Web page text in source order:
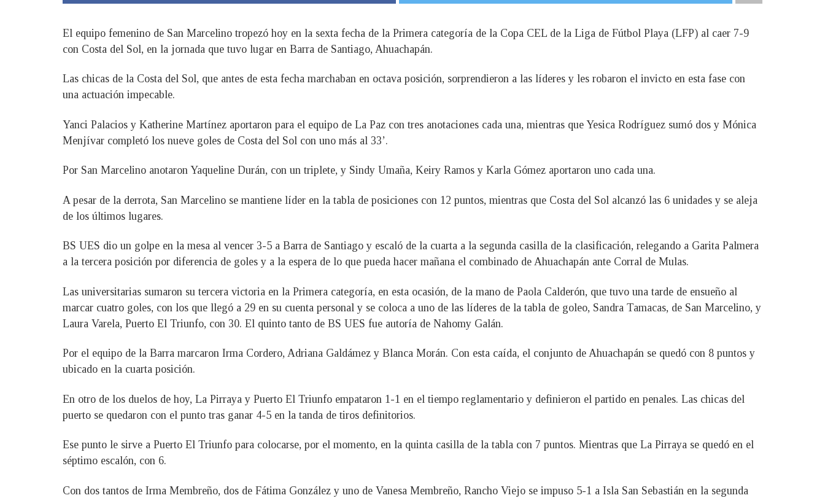
El equipo femenino de San Marcelino tropezó hoy en la sexta fecha de la Primera categoría de la Copa CEL de la Liga de Fútbol Playa (LFP) al caer 7-9
con Costa del Sol, en la jornada que tuvo lugar en Barra de Santiago, Ahuachapán.
Las chicas de la Costa del Sol, que antes de esta fecha marchaban en octava posición, sorprendieron a las líderes y les robaron el invicto en esta fase con
una actuación impecable.
Yanci Palacios y Katherine Martínez aportaron para el equipo de La Paz con tres anotaciones cada una, mientras que Yesica Rodríguez sumó dos y Mónica
Menjívar completó los nueve goles de Costa del Sol con uno más al 33’.
Por San Marcelino anotaron Yaqueline Durán, con un triplete, y Sindy Umaña, Keiry Ramos y Karla Gómez aportaron uno cada una.
A pesar de la derrota, San Marcelino se mantiene líder en la tabla de posiciones con 12 puntos, mientras que Costa del Sol alcanzó las 6 unidades y se aleja
de los últimos lugares.
BS UES dio un golpe en la mesa al vencer 3-5 a Barra de Santiago y escaló de la cuarta a la segunda casilla de la clasificación, relegando a Garita Palmera
a la tercera posición por diferencia de goles y a la espera de lo que pueda hacer mañana el combinado de Ahuachapán ante Corral de Mulas.
Las universitarias sumaron su tercera victoria en la Primera categoría, en esta ocasión, de la mano de Paola Calderón, que tuvo una tarde de ensueño al
marcar cuatro goles, con los que llegó a 29 en su cuenta personal y se coloca a uno de las líderes de la tabla de goleo, Sandra Tamacas, de San Marcelino, y
Laura Varela, Puerto El Triunfo, con 30. El quinto tanto de BS UES fue autoría de Nahomy Galán.
Por el equipo de la Barra marcaron Irma Cordero, Adriana Galdámez y Blanca Morán. Con esta caída, el conjunto de Ahuachapán se quedó con 8 puntos y
ubicado en la cuarta posición.
En otro de los duelos de hoy, La Pirraya y Puerto El Triunfo empataron 1-1 en el tiempo reglamentario y definieron el partido en penales. Las chicas del
puerto se quedaron con el punto tras ganar 4-5 en la tanda de tiros definitorios.
Ese punto le sirve a Puerto El Triunfo para colocarse, por el momento, en la quinta casilla de la tabla con 7 puntos. Mientras que La Pirraya se quedó en el
séptimo escalón, con 6.
Con dos tantos de Irma Membreño, dos de Fátima González y uno de Vanesa Membreño, Rancho Viejo se impuso 5-1 a Isla San Sebastián en la segunda